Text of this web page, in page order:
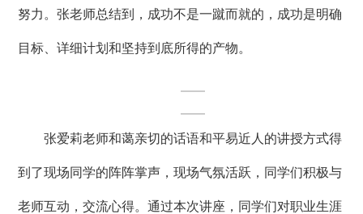
努力。张老师总结到，成功不是一蹴而就的，成功是明确
目标、详细计划和坚持到底所得的产物。
张爱莉老师和蔼亲切的话语和平易近人的讲授方式得
到了现场同学的阵阵掌声，现场气氛活跃，同学们积极与
老师互动，交流心得。通过本次讲座，同学们对职业生涯